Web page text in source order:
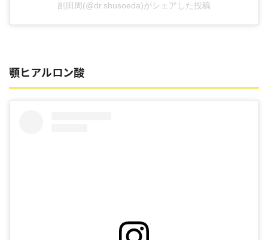
副田周(@dr.shusoeda)がシェアした投稿
顎ヒアルロン酸